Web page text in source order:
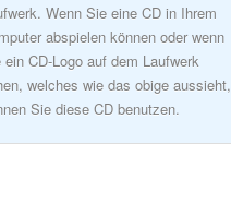
Wenn Sie eine CD in Ihrem
abspielen können oder wenn
ein CD-Logo auf dem Laufwerk
welches wie das obige aussieht,
Sie diese CD benutzen.